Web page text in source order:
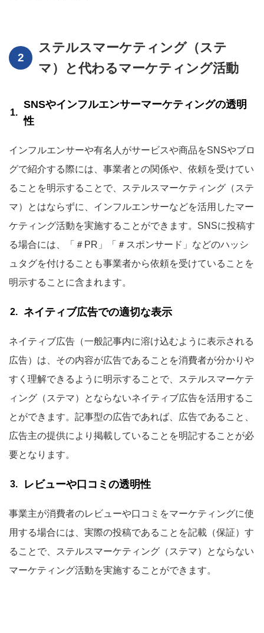
ステルスマーケティング（ステ
マ）と代わるマーケティング活動
SNSやインフルエンサーマーケティングの透明
性
インフルエンサーや有名人がサービスや商品をSNSやブロ
グで紹介する際には、事業者との関係や、依頼を受けてい
ることを明示することで、ステルスマーケティング（ステ
マ）とはならずに、インフルエンサーなどを活用したマー
ケティング活動を実施することができます。SNSに投稿す
る場合には、「＃PR」「＃スポンサード」などのハッシ
ュタグを付けることも事業者から依頼を受けていることを
明示することに含まれます。
ネイティブ広告での適切な表示
ネイティブ広告（一般記事内に溶け込むように表示される
広告）は、その内容が広告であることを消費者が分かりや
すく理解できるように明示することで、ステルスマーケテ
ィング（ステマ）とならないネイティブ広告を活用するこ
とができます。記事型の広告であれば、広告であること、
広告主の提供により掲載していることを明記することが必
要となります。
レビューや口コミの透明性
事業主が消費者のレビューや口コミをマーケティングに使
用する場合には、実際の投稿であることを記載（保証）す
ることで、ステルスマーケティング（ステマ）とならない
マーケティング活動を実施することができます。